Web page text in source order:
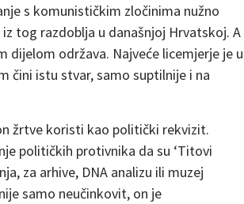
s komunističkim zločinima nužno
tog razdoblja u današnjoj Hrvatskoj. A
dijelom održava. Najveće licemjerje je u
čini istu stvar, samo suptilnije i na
žrtve koristi kao politički rekvizit.
političkih protivnika da su ‘Titovi
za arhive, DNA analizu ili muzej
samo neučinkovit, on je